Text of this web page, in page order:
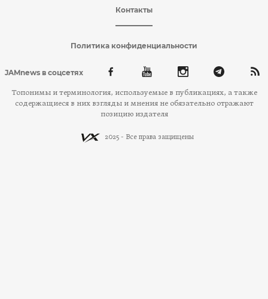
Контакты
Политика конфиденциальности
JAMnews в соцсетях
Топонимы и терминология, используемые в публикациях, а также
содержащиеся в них взгляды и мнения не обязательно отражают
позицию издателя
2025 - Все права защищены